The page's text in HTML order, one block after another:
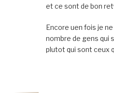
et ce sont de bon
Encore uen fois je
nombre de gens qui
plutot qui sont ceux